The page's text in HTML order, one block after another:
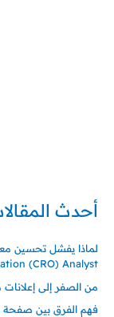
أحدث
(CRO) Analyst
من الصفر إلى إعلانات
فهم الفرق بين صفحة